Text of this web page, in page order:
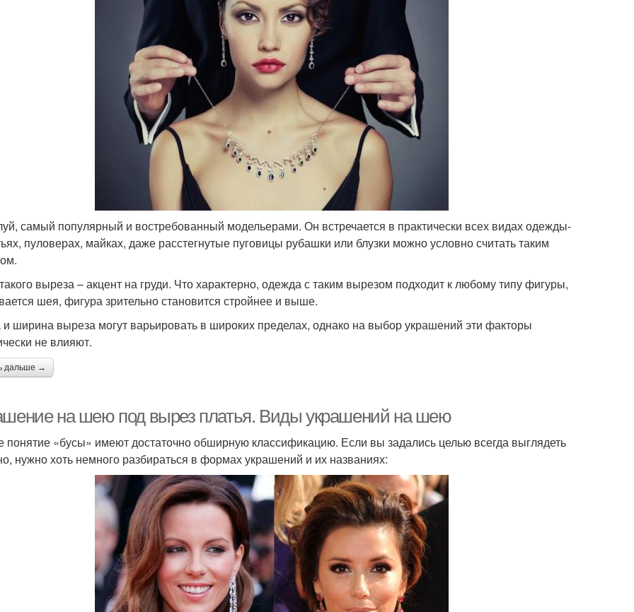
самый популярный и востребованный модельерами. Он встречается в практически всех видах одежды-
пуловерах, майках, даже расстегнутые пуговицы рубашки или блузки можно условно считать таким
выреза – акцент на груди. Что характерно, одежда с таким вырезом подходит к любому типу фигуры,
шея, фигура зрительно становится стройнее и выше.
ширина выреза могут варьировать в широких пределах, однако на выбор украшений эти факторы
не влияют.
дальше →
на шею под вырез платья. Виды украшений на шею
«бусы» имеют достаточно обширную классификацию. Если вы задались целью всегда выглядеть
нужно хоть немного разбираться в формах украшений и их названиях: